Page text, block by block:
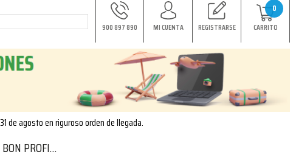
900 897 890 MI CUENTA REGISTRARSE
0
CARRITO
de agosto en riguroso orden de llegada.
800U